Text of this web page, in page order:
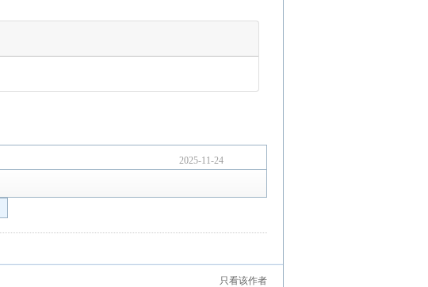
2025-11-24
只看该作者